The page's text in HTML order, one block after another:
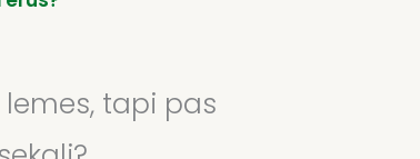
tapi pas